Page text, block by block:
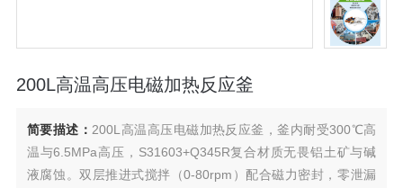
200L高温高压电磁加热反应釜
简要描述： 200L高温高压电磁加热反应釜，釜内耐受300℃高
温与6.5MPa高压，S31603+Q345R复合材质无畏铝土矿与碱
液腐蚀。双层推进式搅拌（0-80rpm）配合磁力密封，零泄漏